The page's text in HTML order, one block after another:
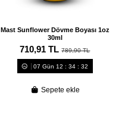
Mast Sunflower Dövme Boyası 1oz
30ml
710,91 TL789,90 TL
07 Gün 12 :34 :31
Sepete ekle